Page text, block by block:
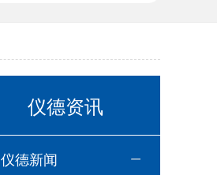
仪德资讯
仪德新闻
新品速递 | 德国斯派克推出新一代 SPECTRO xSORT XHH04